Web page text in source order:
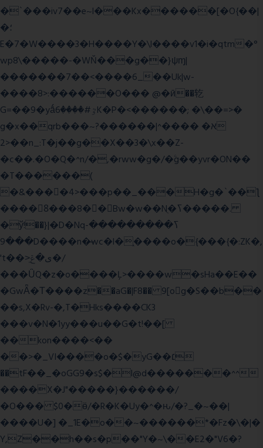
�`���iv7��e~l���Kx������[�O{��|
�؛
E�7�W����3�H����Y�\l����v1�i�qtm�°
wp8\�����-�WŇ���g��}ψɱ|
�������7��<����6_��Uk|w-
����8>:������O��� @�ӣ��䢀
G=��9�yǻٷ#����6K�P�<������; �\��=>�
g�x��qrb���~א� ����^|������?
2>��n_:T�j��g��X��3�\x��Z-
�c��.�O�Q�^n/�,�rww�g�/�ۧg��yvr�ON��
�T������(
�&����4>���p��_���H�g�`��ƪ
����8َ���8� �󳳦Bw�w��Nֻ�ߖ�����.
�ў!��}|�D�Nqߖ���������-
���9D����n�̶wc�l�֑����o�{���{�:ZK�,
't��>͍ى�ݝ�/
���ǙQ�z�o����Ļ>����w�sHa��E��
�GwǞ�Τ����z��aG�|F8�� 9[og�S��b��
��s,X�Rv-�,T�Hks����CK3
���v�N�1yy���u��G�t!��[
��kon����<��
��>�_VI����o�$�yG��׆
��tF��_�oGG9�s$�l@d�������^^
����X�J"�����}������/
�O��� $0�ӫ/�R�K�Uy�^�ԋ/�?_�~��|
����U�] �_1E�o��~������*�Fz�\�|�
Y,Z��h��s�p��"Y�~\��E2�"V6�?